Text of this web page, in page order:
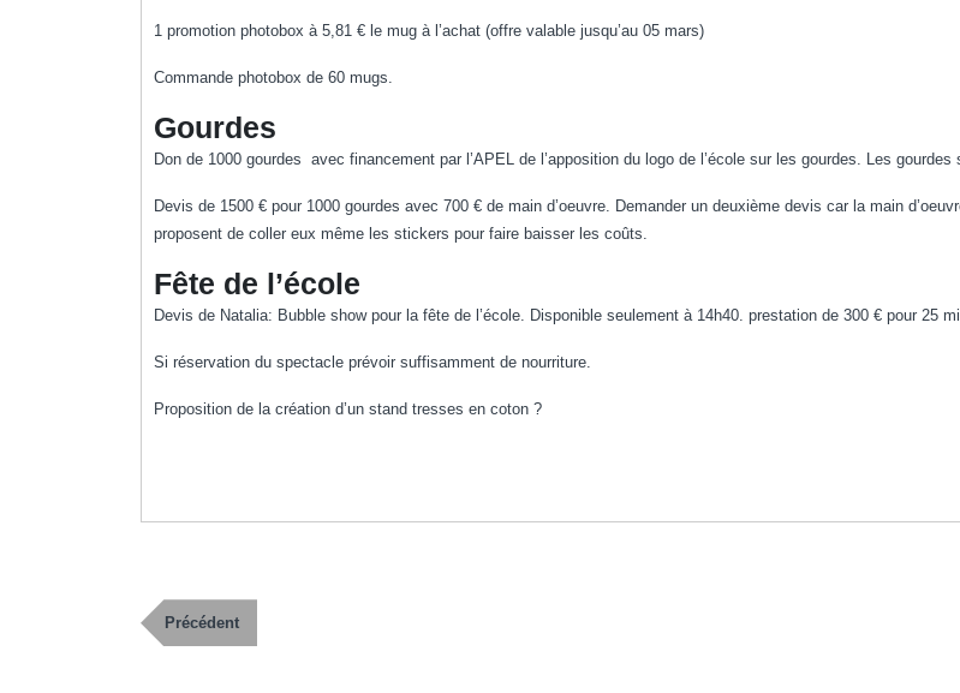
1 promotion photobox à 5,81 € le mug à l’achat (offre valable jusqu’au 05 mars)
Commande photobox de 60 mugs.
Gourdes
Don de 1000 gourdes avec financement par l’APEL de l’apposition du logo de l’école sur les gourdes. Les
Devis de 1500 € pour 1000 gourdes avec 700 € de main d’oeuvre. Demander un deuxième devis car la main
proposent de coller eux même les stickers pour faire baisser les coûts.
Fête de l’école
Devis de Natalia: Bubble show pour la fête de l’école. Disponible seulement à 14h40. prestation de 300 € pour 25
Si réservation du spectacle prévoir suffisamment de nourriture.
Proposition de la création d’un stand tresses en coton ?
Publication
précédente
Précédent